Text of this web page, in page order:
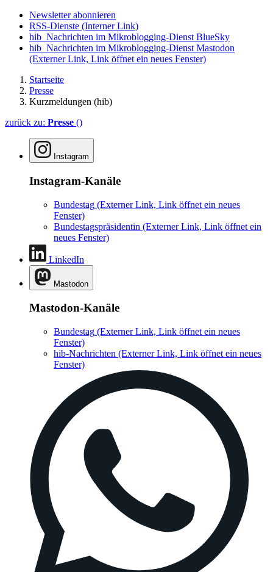
Newsletter abonnieren
RSS-Dienste (Interner Link)
hib_Nachrichten im Mikroblogging-Dienst BlueSky
hib_Nachrichten im Mikroblogging-Dienst Mastodon
(Externer Link, Link öffnet ein neues Fenster)
Startseite
Presse
Kurzmeldungen (hib)
zurück zu: Presse ()
Instagram
Instagram-Kanäle
Bundestag (Externer Link, Link öffnet ein neues
Fenster)
Bundestagspräsidentin (Externer Link, Link öffnet ein
neues Fenster)
LinkedIn
Mastodon
Mastodon-Kanäle
Bundestag (Externer Link, Link öffnet ein neues
Fenster)
hib-Nachrichten (Externer Link, Link öffnet ein neues
Fenster)